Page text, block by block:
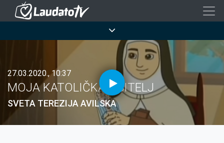
Skoči
sadržaj
27.03.2020., 10:37
MOJA KATOLIČKA OBITELJ
SVETA TEREZIJA AVILSKA